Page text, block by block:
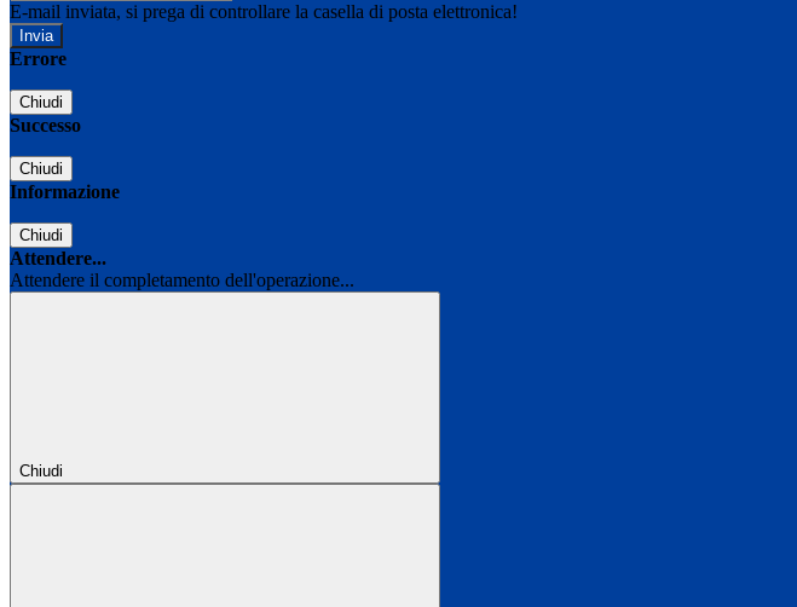
E-mail inviata, si prega di controllare la casella di posta elettronica!
Errore
Chiudi
Successo
Chiudi
Informazione
Chiudi
Attendere...
Attendere il completamento dell'operazione...
Chiudi